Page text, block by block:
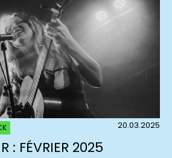
20.03.2025
: FÉVRIER 2025